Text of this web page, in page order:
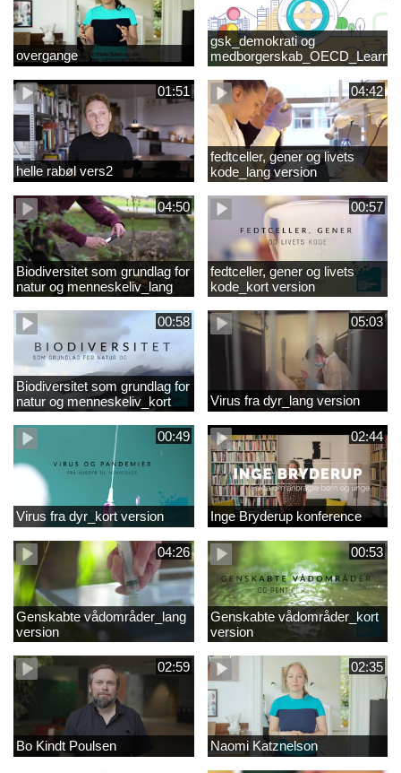
overgange
gsk_demokrati og
Compass 2030
01:51
helle rabøl vers2
04:42
fedtceller, gener og livets
kode_lang version
04:50
Biodiversitet som grundlag for
natur og menneskeliv_lang
version
00:57
fedtceller, gener og livets
kode_kort version
00:58
Biodiversitet som grundlag for
natur og menneskeliv_kort
version
05:03
Virus fra dyr_lang version
00:49
Virus fra dyr_kort version
02:44
Inge Bryderup konference
04:26
Genskabte vådområder_lang
version
00:53
Genskabte vådområder_kort
version
02:59
Bo Kindt Poulsen
02:35
Naomi Katznelson